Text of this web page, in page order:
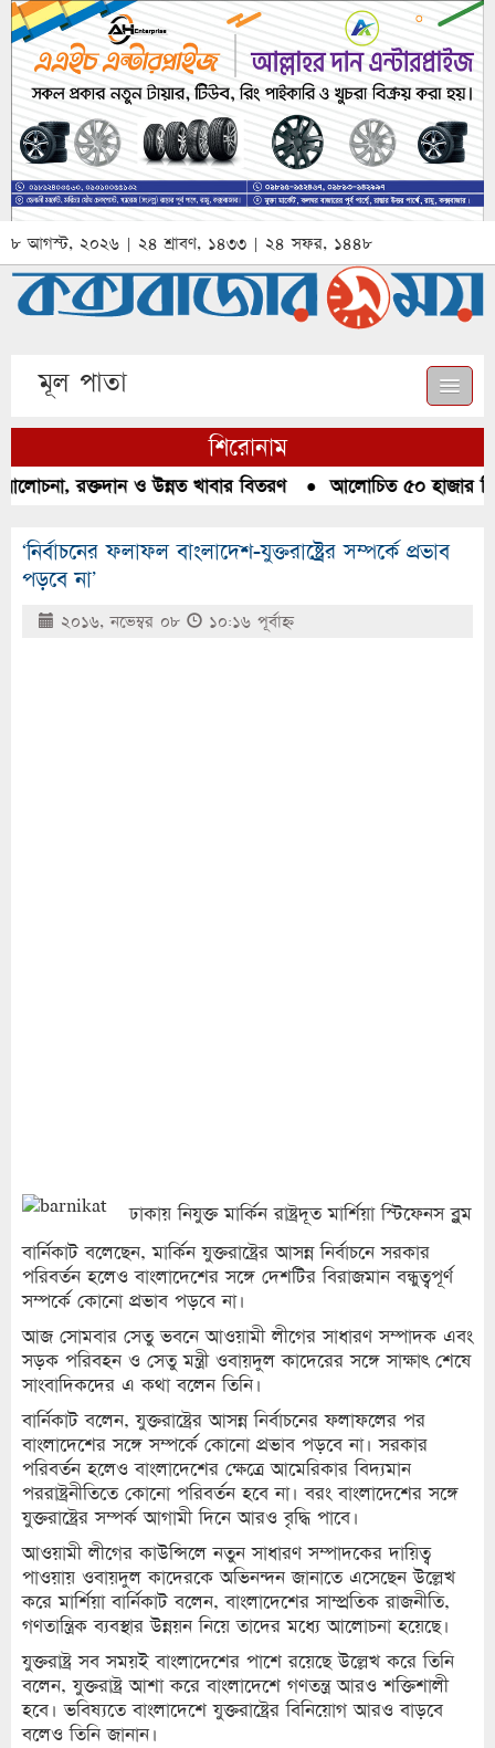
৮ আগস্ট, ২০২৬ | ২৪ শ্রাবণ, ১৪৩৩ | ২৪ সফর, ১৪৪৮
মূল পাতা
শিরোনাম
রক্তদান ও উন্নত খাবার বিতরণ●আলোচিত ৫০ হাজার পিস
‘নির্বাচনের ফলাফল বাংলাদেশ-যুক্তরাষ্ট্রের সম্পর্কে প্রভাব
পড়বে না’
২০১৬, নভেম্বর ০৮ ১০:১৬ পূর্বাহ্ণ
ঢাকায় নিযুক্ত মার্কিন রাষ্ট্রদূত মার্শিয়া স্টিফেনস ব্লুম
বার্নিকাট বলেছেন, মার্কিন যুক্তরাষ্ট্রের আসন্ন নির্বাচনে সরকার
পরিবর্তন হলেও বাংলাদেশের সঙ্গে দেশটির বিরাজমান বন্ধুত্বপূর্ণ
সম্পর্কে কোনো প্রভাব পড়বে না।
আজ সোমবার সেতু ভবনে আওয়ামী লীগের সাধারণ সম্পাদক এবং
সড়ক পরিবহন ও সেতু মন্ত্রী ওবায়দুল কাদেরের সঙ্গে সাক্ষাৎ শেষে
সাংবাদিকদের এ কথা বলেন তিনি।
বার্নিকাট বলেন, যুক্তরাষ্ট্রের আসন্ন নির্বাচনের ফলাফলের পর
বাংলাদেশের সঙ্গে সম্পর্কে কোনো প্রভাব পড়বে না। সরকার
পরিবর্তন হলেও বাংলাদেশের ক্ষেত্রে আমেরিকার বিদ্যমান
পররাষ্ট্রনীতিতে কোনো পরিবর্তন হবে না। বরং বাংলাদেশের সঙ্গে
যুক্তরাষ্ট্রের সম্পর্ক আগামী দিনে আরও বৃদ্ধি পাবে।
আওয়ামী লীগের কাউন্সিলে নতুন সাধারণ সম্পাদকের দায়িত্ব
পাওয়ায় ওবায়দুল কাদেরকে অভিনন্দন জানাতে এসেছেন উল্লেখ
করে মার্শিয়া বার্নিকাট বলেন, বাংলাদেশের সাম্প্রতিক রাজনীতি,
গণতান্ত্রিক ব্যবস্থার উন্নয়ন নিয়ে তাদের মধ্যে আলোচনা হয়েছে।
যুক্তরাষ্ট্র সব সময়ই বাংলাদেশের পাশে রয়েছে উল্লেখ করে তিনি
বলেন, যুক্তরাষ্ট্র আশা করে বাংলাদেশে গণতন্ত্র আরও শক্তিশালী
হবে। ভবিষ্যতে বাংলাদেশে যুক্তরাষ্ট্রের বিনিয়োগ আরও বাড়বে
বলেও তিনি জানান।